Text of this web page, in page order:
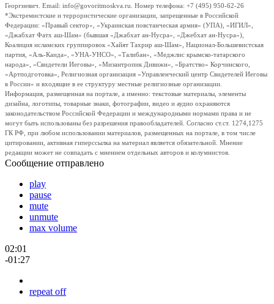
Георгиевич. Email: info@govoritmoskva.ru. Номер телефона: +7 (495) 950-62-26
*Экстремистские и террористические организации, запрещенные в Российской
Федерации: «Правый сектор», «Украинская повстанческая армия» (УПА), «ИГИЛ»,
«Джабхат Фатх аш-Шам» (бывшая «Джабхат ан-Нусра», «Джебхат ан-Нусра»),
Коалиция исламских группировок «Хайят Тахрир аш-Шам», Национал-Большевистская
партия, «Аль-Каида», «УНА-УНСО», «Талибан», «Меджлис крымско-татарского
народа», «Свидетели Иеговы», «Мизантропик Дивижн», «Братство» Корчинского,
«Артподготовка», Религиозная организация «Управленческий центр Свидетелей Иеговы
в России» и входящие в ее структуру местные религиозные организации.
Информация, размещенная на портале, а именно: текстовые материалы, элементы
дизайна, логотипы, товарные знаки, фотографии, видео и аудио охраняются
законодательством Российской Федерации и международными нормами права и не
могут быть использованы без разрешения правообладателей. Согласно ст.ст. 1274,1275
ГК РФ, при любом использовании материалов, размещенных на портале, в том числе
цитировании, активная гиперссылка на материал является обязательной. Мнение
редакции может не совпадать с мнением отдельных авторов и колумнистов.
Сообщение отправлено
play
pause
mute
unmute
max volume
02:01
-01:27
repeat off